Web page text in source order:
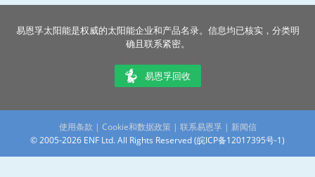
易恩孚太阳能是权威的太阳能企业和产品名录。信息均已核实，分类明
确且联系紧密。
易恩孚回收
使用条款 | Cookie和数据政策| 联系易恩孚 | 新闻信
© 2005-2026 ENF Ltd. All Rights Reserved (皖ICP备12017395号-1)